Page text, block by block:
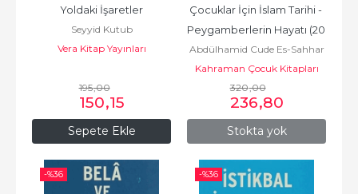
Sepete Ekle
Yoldaki İşaretler
Seyyid Kutub
Vera Kitap Yayınları
195,00
150,15
Stokta yok
Çocuklar İçin İslam Tarihi -
Peygamberlerin Hayatı (20
Kitap)
Abdülhamid Cude Es-Sahhar
Kahraman Çocuk Kitapları
320,00
236,80
-%36 -%36